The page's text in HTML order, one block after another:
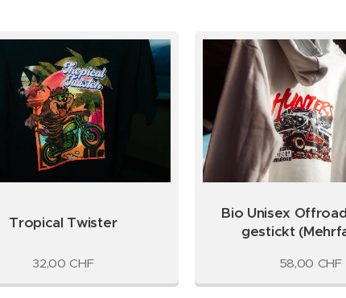
Tropical Twister
32,00 CHF
Bio Unisex
gestickt
58,00 CHF